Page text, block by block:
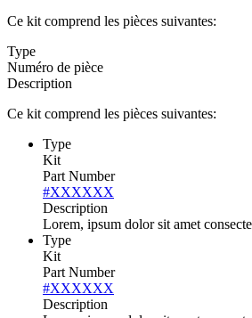
Ce kit comprend les pièces suivantes:
Type
Numéro de pièce
Description
Ce kit comprend les pièces suivantes:
Type
Kit
Part Number
#XXXXXX
Description
Lorem, ipsum dolor sit amet
Type
Kit
Part Number
#XXXXXX
Description